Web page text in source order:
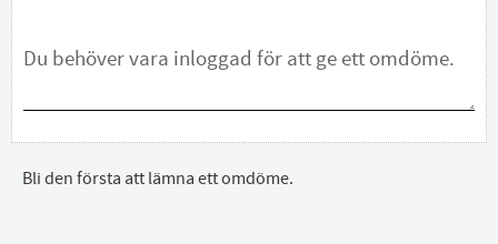
Bli den första att lämna ett omdöme.